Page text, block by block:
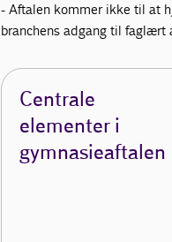
- Aftalen kommer ikke til at
branchens adgang til faglært
Centrale
elementer i
gymnasieaftalen